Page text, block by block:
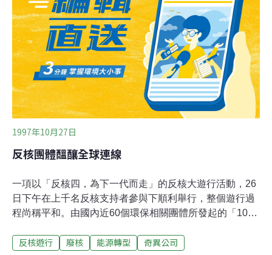
到10月27日所做下的，是有連貫性的決策。行政院的判斷
是十分明確的，將建設中止，可以讓電價成本更便宜，如
果電力不足，天然氣發電可以作暫時的替代方案，核廢料
問題無法解決，…寫下了許多真真實實的事情。為了台灣
人的萬代的子孫，宣布了停止核四建設，如此崇高的宣
言。
1997年10月27日
反核團體醞釀全球連線
一項以「反核四，為下一代而走」的反核大遊行活動，26
日下午在上千名反核支持者參與下順利舉行，整個遊行過
程尚稱平和。由國內近60個環保相關團體所發起的「1026
集合，其中貢寮當地一尊媽祖神像也被「請」到台北參與
反核遊行 廢核 能源轉型 奇異公司